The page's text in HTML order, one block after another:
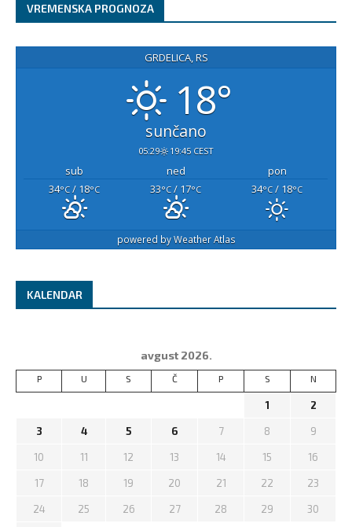
VREMENSKA PROGNOZA
GRDELICA, RS
18°
sunčano
05:29 19:45 CEST
sub ned
pon
34°C / 18°C 33°C / 17°C 34°C / 18°C
powered byWeather Atlas
KALENDAR
avgust 2026.
P U S Č P S N
1 2
3 4 5 6 7 8 9
10 11 12 13 14 15 16
17 18 19 20 21 22 23
24 25 26 27 28 29 30